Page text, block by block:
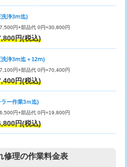
洗浄3ⅿ迄)
円+部品代 0円=30,800円
円(税込)
洗浄3ⅿ迄＋12ⅿ)
円+部品代 0円=70,400円
円(税込)
ー作業3ｍ迄)
円+部品代 0円=19,800円
円(税込)
修理の作業料金表